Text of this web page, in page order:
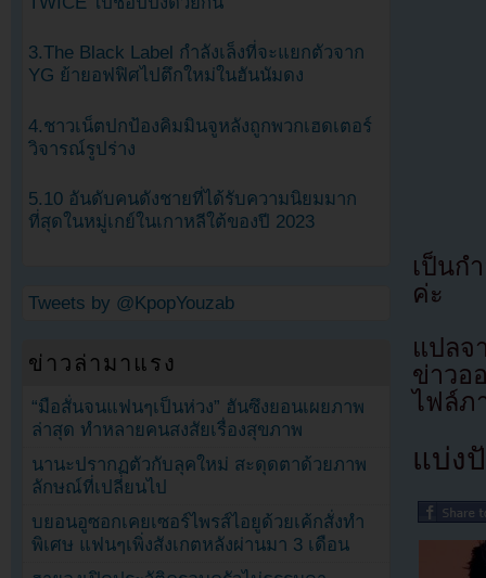
เป็นก
ค่ะ
แปลจ
ข่าว
ไฟล์ภ
แบ่ง
3.The Black Label กำลังเล็งที่จะแยกตัวจาก
YG ย้ายอฟฟิศไปตึกใหม่ในฮันนัมดง
4.ชาวเน็ตปกป้องคิมมินจูหลังถูกพวกเฮดเตอร์
วิจารณ์รูปร่าง
5.10 อันดับคนดังชายที่ได้รับความนิยมมาก
ที่สุดในหมู่เกย์ในเกาหลีใต้ของปี 2023
Tweets by @KpopYouzab
ข่าวล่ามาแรง
“มือสั่นจนแฟนๆเป็นห่วง” ฮันซึงยอนเผยภาพ
ล่าสุด ทำหลายคนสงสัยเรื่องสุขภาพ
นานะปรากฏตัวกับลุคใหม่ สะดุดตาด้วยภาพ
ลักษณ์ที่เปลี่ยนไป
บยอนอูซอกเคยเซอร์ไพรส์ไอยูด้วยเค้กสั่งทำ
พิเศษ แฟนๆเพิ่งสังเกตหลังผ่านมา 3 เดือน